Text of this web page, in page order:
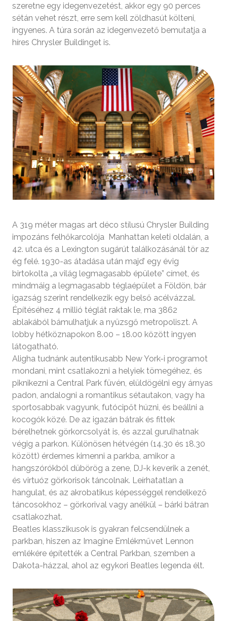
szeretne egy idegenvezetést, akkor egy 90 perces
sétán vehet részt, erre sem kell zöldhasút költeni,
ingyenes. A túra során az idegenvezető bemutatja a
híres Chrysler Buildinget is.
A 319 méter magas art déco stílusú Chrysler Building
impozáns felhőkarcolója Manhattan keleti oldalán, a
42. utca és a Lexington sugárút találkozásánál tör az
ég felé. 1930-as átadása után majd’ egy évig
birtokolta „a világ legmagasabb épülete” címet, és
mindmáig a legmagasabb téglaépület a Földön, bár
igazság szerint rendelkezik egy belső acélvázzal.
Építéséhez 4 millió téglát raktak le, ma 3862
ablakából bámulhatjuk a nyüzsgő metropoliszt. A
lobby hétköznapokon 8.00 – 18.00 között ingyen
látogatható.
Aligha tudnánk autentikusabb New York-i programot
mondani, mint csatlakozni a helyiek tömegéhez, és
piknikezni a Central Park füvén, elüldögélni egy árnyas
padon, andalogni a romantikus sétautakon, vagy ha
sportosabbak vagyunk, futócipőt húzni, és beállni a
kocogók közé. De az igazán bátrak és fittek
bérelhetnek görkorcsolyát is, és azzal gurulhatnak
végig a parkon. Különösen hétvégén (14.30 és 18.30
között) érdemes kimenni a parkba, amikor a
hangszórókból dübörög a zene, DJ-k keverik a zenét,
és virtuóz görkorisok táncolnak. Leírhatatlan a
hangulat, és az akrobatikus képességgel rendelkező
táncosokhoz – görkorival vagy anélkül – bárki bátran
csatlakozhat.
Beatles klasszikusok is gyakran felcsendülnek a
parkban, hiszen az Imagine Emlékművet Lennon
emlékére építették a Central Parkban, szemben a
Dakota-házzal, ahol az egykori Beatles legenda élt.